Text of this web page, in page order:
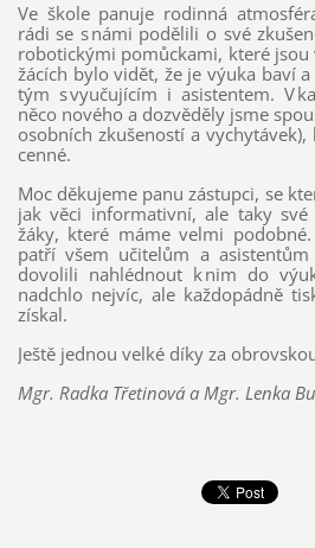
Ve škole panuje rodinná
rádi se s námi podělili o své
robotickými pomůckami, které jsou
žácích bylo vidět, že je výuka baví
tým s vyučujícím i asistentem. V
něco nového a dozvěděly jsme
osobních zkušeností a
cenné.
Moc děkujeme panu zástupci, se
jak věci informativní, ale taky své
žáky, které máme velmi
patří všem učitelům a
dovolili nahlédnout k nim do
nadchlo nejvíc, ale každopádně
získal.
Ještě jednou velké díky za
Mgr. Radka Třetinová a Mgr. Lenka